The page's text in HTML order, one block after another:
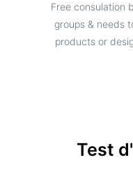
Free consulation
groups & needs
products or
Test